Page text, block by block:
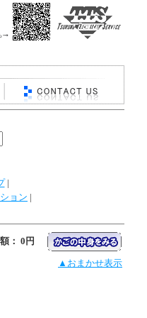
|
ョン |
： 0円
▲おまかせ表示